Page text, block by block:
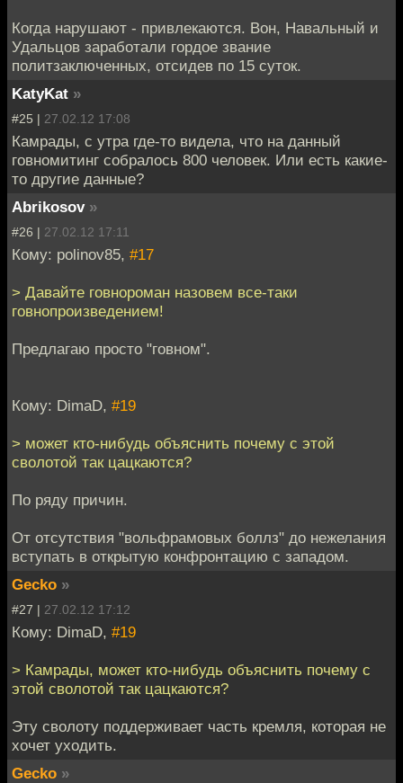
Когда нарушают - привлекаются. Вон, Навальный и
Удальцов заработали гордое звание
политзаключенных, отсидев по 15 суток.
KatyKat »
#25 | 27.02.12 17:08
Камрады, с утра где-то видела, что на данный
говномитинг собралось 800 человек. Или есть какие-
то другие данные?
Abrikosov »
#26 | 27.02.12 17:11
Кому: polinov85, #17
> Давайте говнороман назовем все-таки
говнопроизведением!
Предлагаю просто "говном".
Кому: DimaD, #19
> может кто-нибудь объяснить почему с этой
сволотой так цацкаются?
По ряду причин.
От отсутствия "вольфрамовых боллз" до нежелания
вступать в открытую конфронтацию с западом.
Gecko »
#27 | 27.02.12 17:12
Кому: DimaD, #19
> Камрады, может кто-нибудь объяснить почему с
этой сволотой так цацкаются?
Эту сволоту поддерживает часть кремля, которая не
хочет уходить.
Gecko »